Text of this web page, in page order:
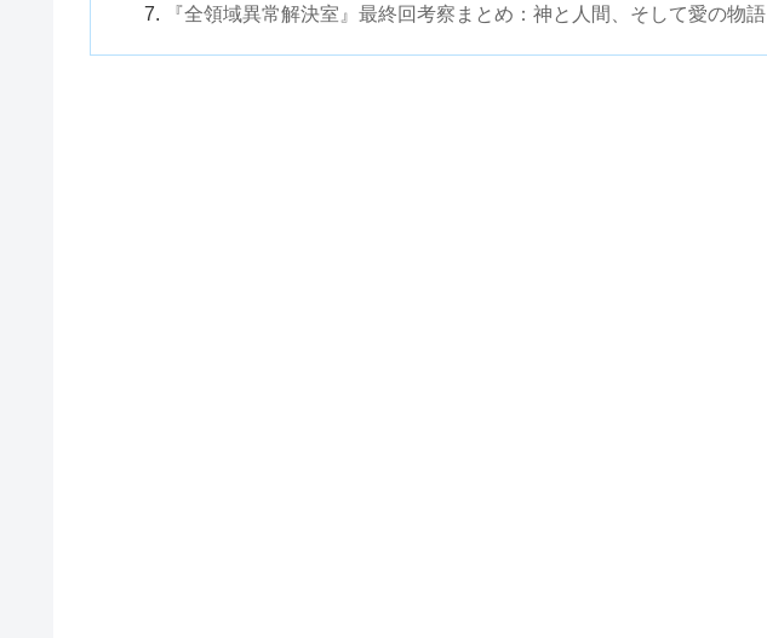
『全領域異常解決室』最終回考察まとめ：神と人間、そして愛の物語